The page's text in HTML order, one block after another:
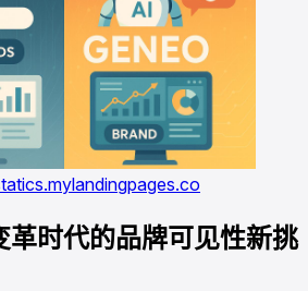
革时代的品牌可见性新挑